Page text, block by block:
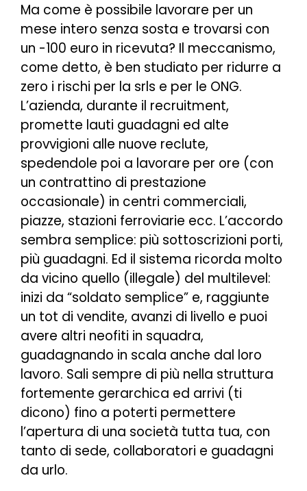
Ma come è possibile lavorare per un
mese intero senza sosta e trovarsi con
un -100 euro in ricevuta? Il meccanismo,
come detto, è ben studiato per ridurre a
zero i rischi per la srls e per le ONG.
L’azienda, durante il recruitment,
promette lauti guadagni ed alte
provvigioni alle nuove reclute,
spedendole poi a lavorare per ore (con
un contrattino di prestazione
occasionale) in centri commerciali,
piazze, stazioni ferroviarie ecc. L’accordo
sembra semplice: più sottoscrizioni porti,
più guadagni. Ed il sistema ricorda molto
da vicino quello (illegale) del multilevel:
inizi da “soldato semplice” e, raggiunte
un tot di vendite, avanzi di livello e puoi
avere altri neofiti in squadra,
guadagnando in scala anche dal loro
lavoro. Sali sempre di più nella struttura
fortemente gerarchica ed arrivi (ti
dicono) fino a poterti permettere
l’apertura di una società tutta tua, con
tanto di sede, collaboratori e guadagni
da urlo.